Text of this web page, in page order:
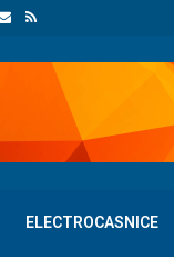
ELECTROCASNICE